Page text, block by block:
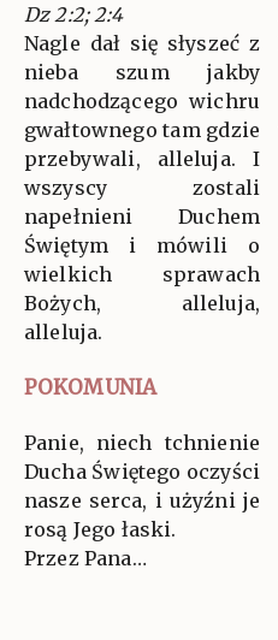
Dz 2:2; 2:4
Nagle dał się słyszeć z
nieba szum jakby
nadchodzącego wichru
gwałtownego tam gdzie
przebywali, alleluja. I
wszyscy zostali
napełnieni Duchem
Świętym i mówili o
wielkich sprawach
Bożych, alleluja,
alleluja.
POKOMUNIA
Panie, niech tchnienie
Ducha Świętego oczyści
nasze serca, i użyźni je
rosą Jego łaski.
Przez Pana…